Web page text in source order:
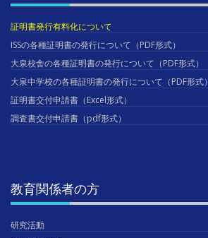
証明書発行有料化について
ISSの各種証明書の発行について（PDF形式）
大泉校舎の各種証明書の発行について（PDF形式）
大泉中学校の各種証明書の発行について（PDF形式）
証明書交付申請書（Excel形式）
調査書交付申請書（pdf形式）
教育関係者の方
研究活動